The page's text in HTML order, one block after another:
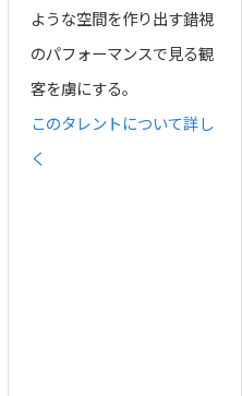
ような空間を作り出す錯視
のパフォーマンスで見る観
客を虜にする。
このタレントについて詳し
く